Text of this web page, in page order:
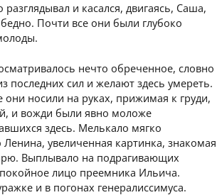
разглядывал и касался, двигаясь, Саша,
Почти все они были глубоко
нечто обреченное, словно
последних сил и желают здесь умереть.
носили на руках, прижимая к груди,
и вожди были явно моложе
здесь. Мелькало мягко
увеличенная картинка, знакомая
Выплывало на подрагивающих
лицо преемника Ильича.
и в погонах генералиссимуса.